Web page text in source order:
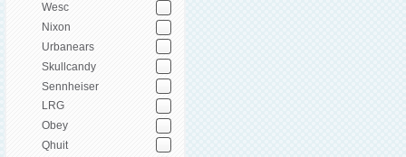
Wesc
Nixon
Urbanears
Skullcandy
Sennheiser
LRG
Obey
Qhuit